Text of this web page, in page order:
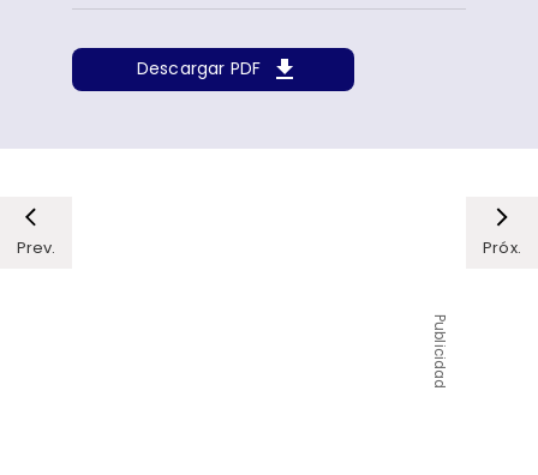
Descargar PDF
Prev. Próx.
Publicidad